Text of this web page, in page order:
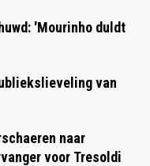
'Mourinho duldt
van
naar
voor Tresoldi